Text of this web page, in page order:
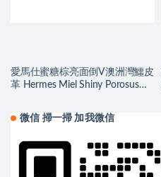
愛馬仕蜜糖棕亮面倒V澳洲灣鱷皮
革 Hermes Miel Shiny Porosus
微信 掃一掃 加我微信